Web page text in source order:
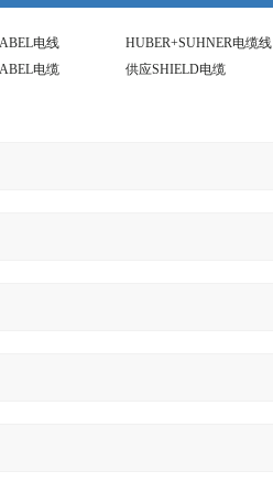
电线
HUBER+SUHNER电缆线
电缆
供应SHIELD电缆